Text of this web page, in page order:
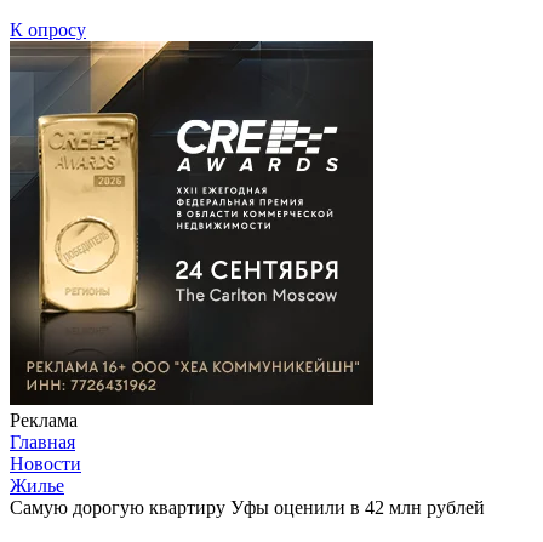
К опросу
Реклама
Главная
Новости
Жилье
Самую дорогую квартиру Уфы оценили в 42 млн рублей